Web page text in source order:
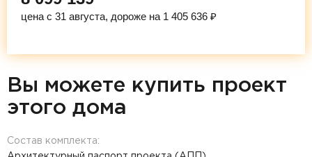
цена с 31 августа, дороже на 1 405 636 ₽
Вы можете купить проект
этого дома
Состав комплекта: